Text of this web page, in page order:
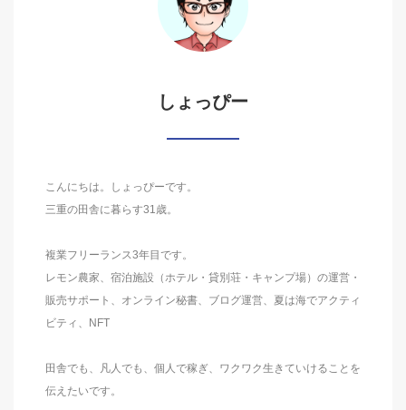
しょっぴー
こんにちは。しょっぴーです。
三重の田舎に暮らす31歳。
複業フリーランス3年目です。
レモン農家、宿泊施設（ホテル・貸別荘・キャンプ場）の運営・
販売サポート、オンライン秘書、ブログ運営、夏は海でアクティ
ビティ、NFT
田舎でも、凡人でも、個人で稼ぎ、ワクワク生きていけることを
伝えたいです。